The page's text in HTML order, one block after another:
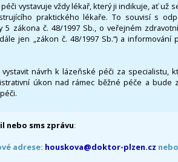
vystavuje vždy lékař, který ji indikuje, ať už
praktického lékaře. To souvisí s
zákona č. 48/1997 Sb., o veřejném
jen „zákon č. 48/1997 Sb.“) a
návrh k lázeňské péči za specialistu,
úkon nad rámec běžné péče a bude
nebo sms zprávu:
adrese: houskova@doktor-plzen.cz